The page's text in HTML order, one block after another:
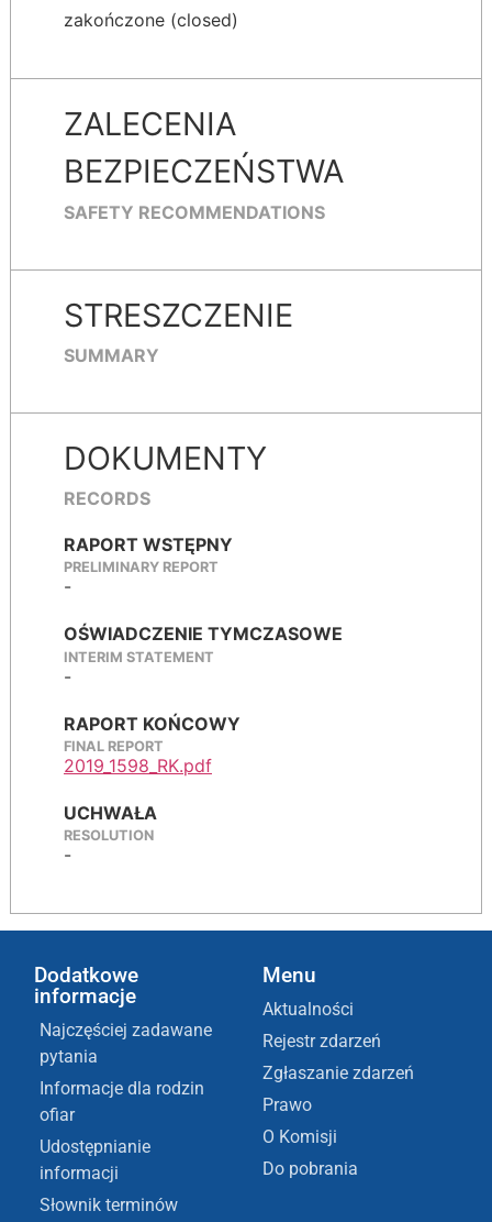
zakończone (closed)
ZALECENIA
BEZPIECZEŃSTWA
SAFETY RECOMMENDATIONS
STRESZCZENIE
SUMMARY
DOKUMENTY
RECORDS
RAPORT WSTĘPNY
PRELIMINARY REPORT
-
OŚWIADCZENIE TYMCZASOWE
INTERIM STATEMENT
-
RAPORT KOŃCOWY
FINAL REPORT
2019_1598_RK.pdf
UCHWAŁA
RESOLUTION
-
Dodatkowe
informacje
Najczęściej zadawane
pytania
Informacje dla rodzin
ofiar
Udostępnianie
informacji
Słownik terminów
Menu
Aktualności
Rejestr zdarzeń
Zgłaszanie zdarzeń
Prawo
O Komisji
Do pobrania